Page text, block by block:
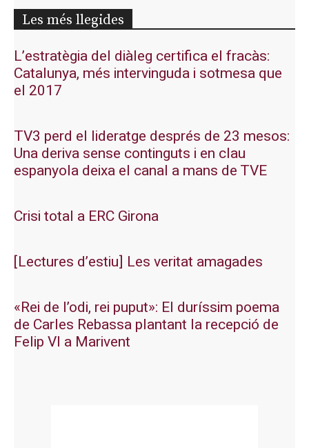
Les més llegides
L’estratègia del diàleg certifica el fracàs:
Catalunya, més intervinguda i sotmesa que
el 2017
TV3 perd el lideratge després de 23 mesos:
Una deriva sense continguts i en clau
espanyola deixa el canal a mans de TVE
Crisi total a ERC Girona
[Lectures d’estiu] Les veritat amagades
«Rei de l’odi, rei puput»: El duríssim poema
de Carles Rebassa plantant la recepció de
Felip VI a Marivent